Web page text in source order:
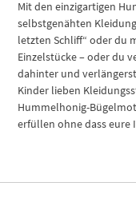
Mit den einzigartigen
selbstgenähten
letzten Schliff“ oder du
Einzelstücke – oder du
dahinter und
Kinder lieben
Hummelhonig-
erfüllen ohne dass